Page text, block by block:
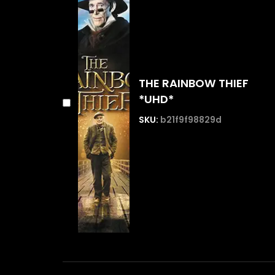
THE RAINBOW THIEF
*UHD*
SKU: b21f9f98829d